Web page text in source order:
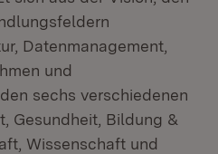
Datenmanagement,
und
sechs verschiedenen
Gesundheit, Bildung &
Wissenschaft und